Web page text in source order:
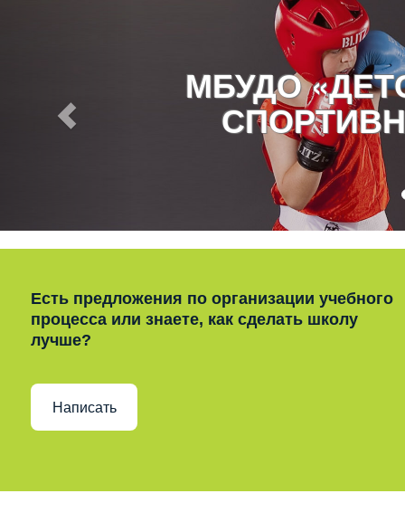
МБУДО
Есть предложения по организации учебного
процесса или знаете, как сделать школу
лучше?
Написать